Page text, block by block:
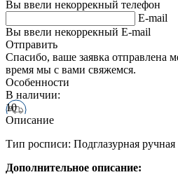
Вы ввели некоррекный телефон
E-mail
Вы ввели некоррекный E-mail
Отправить
Спасибо, ваше заявка отправлена
время мы с вами свяжемся.
Особенности
В наличии:
10
Описание
Тип росписи: Подглазурная ручная
Дополнительное описание: